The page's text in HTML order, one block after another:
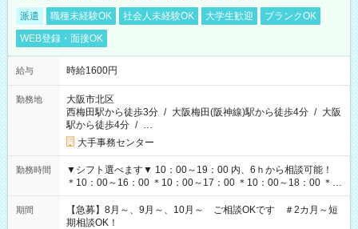
派遣 職種未経験OK 社会人未経験OK 大学生歓迎
ブランクOK
WEB登録・面接OK
給与 時給1600円
勤務地
大阪市北区
西梅田駅から徒歩3分 / 大阪梅田(阪神線)駅から徒歩4分 / 大阪
駅から徒歩4分 / …
大手事務センター
勤務時間
▼シフト選べます▼ 10：00～19：00 内、6ｈから相談可能！
＊10：00～16：00 ＊10：00～17：00 ＊10：00～18：00 ＊
11：00～19：00 ＊12：00～19：00 ＊13：00～19：00
期間
【急募】8月～、9月～、10月～ ご相談OKです ＃2カ月～短
期相談OK！